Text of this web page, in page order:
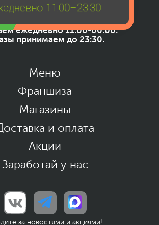
11:00–23:30
(930) 965-02-26
ежедневно 11:00-00:00.
принимаем до 23:30.
Меню
Франшиза
Магазины
и оплата
Акции
Заработай у нас
за новостями и акциями!